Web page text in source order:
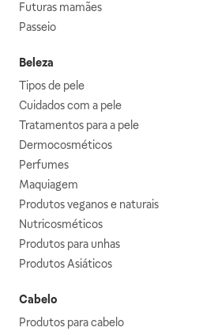
Futuras mamães
Passeio
Beleza
Tipos de pele
Cuidados com a pele
Tratamentos para a pele
Dermocosméticos
Perfumes
Maquiagem
Produtos veganos e naturais
Nutricosméticos
Produtos para unhas
Produtos Asiáticos
Cabelo
Produtos para cabelo